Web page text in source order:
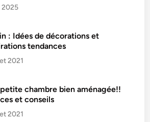
2025
: Idées de décorations et
tendances
2021
chambre bien aménagée!!
et conseils
2021